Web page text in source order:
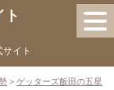
ト
イト
>ゲッターズ飯田の五星